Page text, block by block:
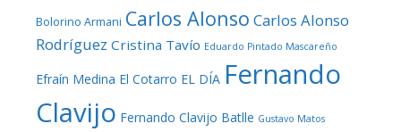
Bolorino Armani Carlos Alonso Carlos Alonso
Rodríguez Cristina Tavío Eduardo Pintado Mascareño
Efraín Medina El Cotarro EL DÍA Fernando
Clavijo Fernando Clavijo Batlle Gustavo Matos